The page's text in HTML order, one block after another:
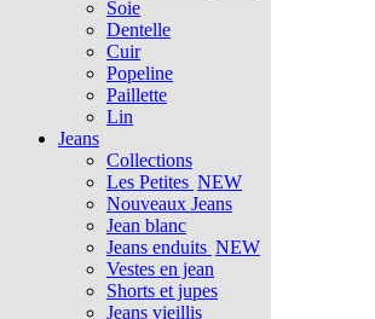
Soie
Dentelle
Cuir
Popeline
Paillette
Lin
Jeans
Collections
Les Petites NEW
Nouveaux Jeans
Jean blanc
Jeans enduits NEW
Vestes en jean
Shorts et jupes
Jeans vieillis